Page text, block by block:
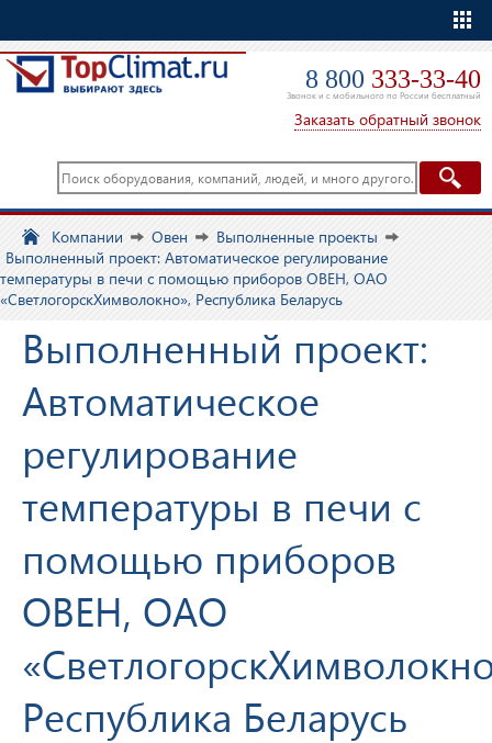
8 800 333-33-40
Звонок и с мобильного по России бесплатный
Заказать обратный звонок
Компании Овен
Выполненные проекты
Выполненный проект: Автоматическое регулирование
температуры в печи с помощью приборов ОВЕН, ОАО
«СветлогорскХимволокно», Республика Беларусь
Выполненный проект:
Автоматическое
регулирование
температуры в печи с
помощью приборов
ОВЕН, ОАО
Республика Беларусь